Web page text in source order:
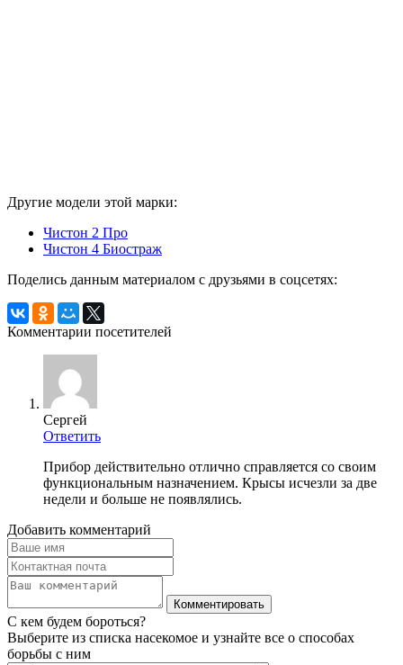
Другие модели этой марки:
Чистон 2 Про
Чистон 4 Биостраж
Поделись данным материалом с друзьями в соцсетях:
Комментарии посетителей
Сергей
Ответить
Прибор действительно отлично справляется со своим
функциональным назначением. Крысы исчезли за две
недели и больше не появлялись.
Добавить комментарий
С кем будем бороться?
Выберите из списка насекомое и узнайте все о способах
борьбы с ним